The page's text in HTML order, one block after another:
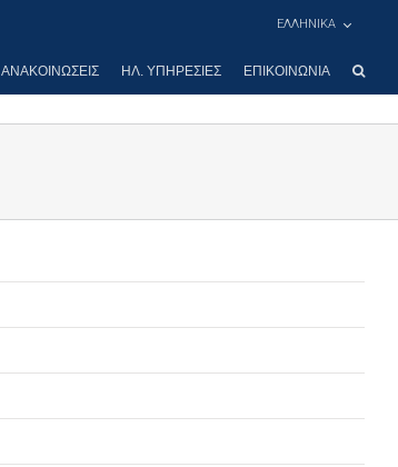
ΕΛΛΗΝΙΚΑ
ΑΝΑΚΟΙΝΏΣΕΙΣ ΗΛ. ΥΠΗΡΕΣΊΕΣ ΕΠΙΚΟΙΝΩΝΊΑ